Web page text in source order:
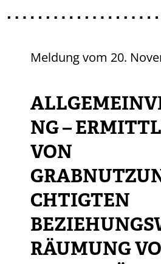
Meldung vom 20.
NG –
VON
CHTIGTEN
RÄUMUNG